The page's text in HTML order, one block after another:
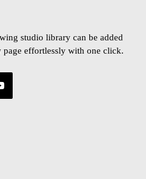
studio library can be added
effortlessly with one click.